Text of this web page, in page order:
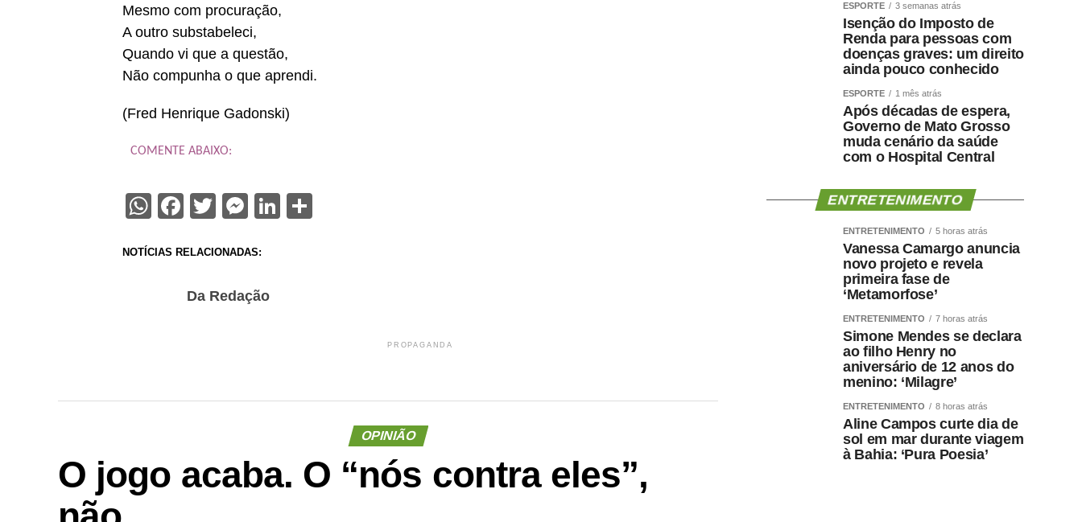
Mesmo com procuração,
A outro substabeleci,
Quando vi que a questão,
Não compunha o que aprendi.
(Fred Henrique Gadonski)
COMENTE ABAIXO:
WhatsApp
Facebook
TwitterMessenger
LinkedIn
NOTÍCIAS RELACIONADAS:
Da Redação
PROPAGANDA
OPINIÃO
O jogo acaba. O “nós contra eles”,
ESPORTE 3 semanas atrás
Isenção do Imposto de
Renda para pessoas com
doenças graves: um direito
ainda pouco conhecido
ESPORTE 1 mês atrás
Após décadas de espera,
Governo de Mato Grosso
muda cenário da saúde
com o Hospital Central
ENTRETENIMENTO
ENTRETENIMENTO 5 horas atrás
Vanessa Camargo anuncia
novo projeto e revela
primeira fase de
‘Metamorfose’
ENTRETENIMENTO 7 horas atrás
Simone Mendes se declara
ao filho Henry no
aniversário de 12 anos do
menino: ‘Milagre’
ENTRETENIMENTO 8 horas atrás
Aline Campos curte dia de
sol em mar durante viagem
à Bahia: ‘Pura Poesia’